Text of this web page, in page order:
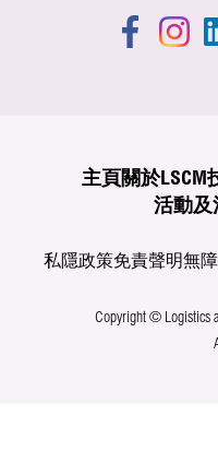
主頁 關於LSCM
活動及
私隱政策免責聲明無
Copyright © Logistics